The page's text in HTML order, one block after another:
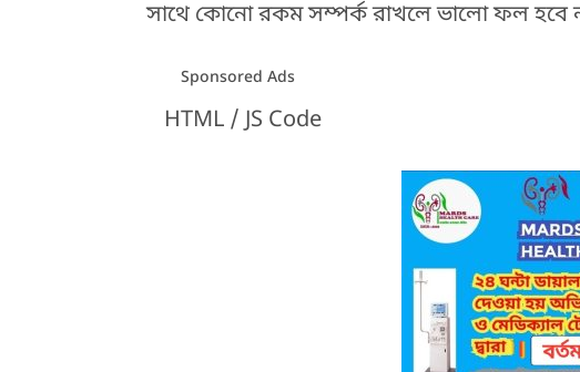
সাথে কোনো রকম সম্পর্ক রাখলে ভালো ফল হবে
Sponsored Ads
HTML / JS Code